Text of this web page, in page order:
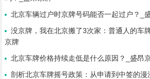
北京车辆过户时京牌号码能否一起过户？_
没京牌，我在北京搬了3次家：普通人的车
京牌
北京车牌价格持续走低是什么原因？_盛昂
剖析北京车牌摇号政策：从申请到中签的漫